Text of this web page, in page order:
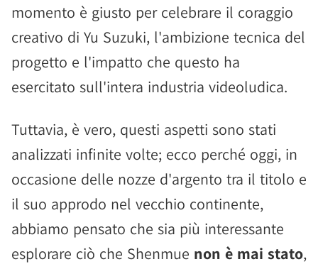
momento è giusto per celebrare il coraggio
creativo di Yu Suzuki, l'ambizione tecnica del
progetto e l'impatto che questo ha
esercitato sull'intera industria videoludica.
Tuttavia, è vero, questi aspetti sono stati
analizzati infinite volte; ecco perché oggi, in
occasione delle nozze d'argento tra il titolo e
il suo approdo nel vecchio continente,
abbiamo pensato che sia più interessante
esplorare ciò che Shenmue non è mai stato,